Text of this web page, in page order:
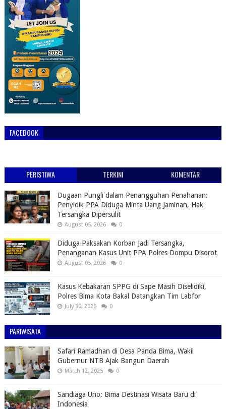
FACEBOOK
PERISTIWA TERKINI KOMENTAR
Dugaan Pungli dalam Penangguhan Penahanan:
Penyidik PPA Diduga Minta Uang Jaminan, Hak
Tersangka Dipersulit
August 05, 2026 0
Diduga Paksakan Korban Jadi Tersangka,
Penanganan Kasus Unit PPA Polres Dompu Disorot
August 05, 2026 0
Kasus Kebakaran SPPG di Sape Masih Diselidiki,
Polres Bima Kota Bakal Datangkan Tim Labfor
July 30, 2026 0
PARIWISATA
Safari Ramadhan di Desa Panda Bima, Wakil
Gubernur NTB Ajak Bangun Daerah
March 12, 2025 0
Sandiaga Uno: Bima Destinasi Wisata Baru di
Indonesia